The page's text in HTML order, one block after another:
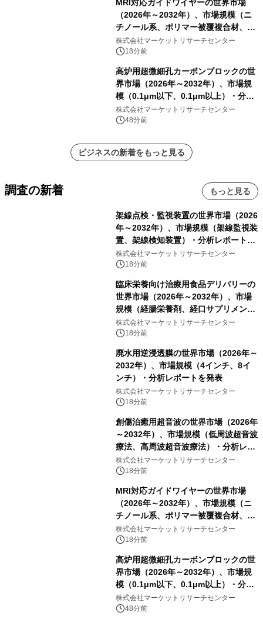
MRI対応ガイドワイヤーの世界市場
（2026年～2032年）、市場規模（ニ
チノール系、ポリマー被覆複合材、そ
の他）・分析レポートを発表
株式会社マーケットリサーチセンター
18分前
高炉用超微細孔カーボンブロックの世
界市場（2026年～2032年）、市場規
模（0.1μm以下、0.1μm以上）・分析
レポートを発表
株式会社マーケットリサーチセンター
48分前
ビジネスの新着をもっと見る
調査の新着 もっと見る
架線点検・監視装置の世界市場（2026
年～2032年）、市場規模（架線監視装
置、架線検知装置）・分析レポートを
発表
株式会社マーケットリサーチセンター
18分前
臨床栄養向け治療用食品デリバリーの
世界市場（2026年～2032年）、市場
規模（経腸栄養剤、経口サプリメン
ト）・分析レポートを発表
株式会社マーケットリサーチセンター
18分前
廃水用逆浸透膜の世界市場（2026年～
2032年）、市場規模（4インチ、8イ
ンチ）・分析レポートを発表
株式会社マーケットリサーチセンター
18分前
創傷治癒用超音波の世界市場（2026年
～2032年）、市場規模（低周波超音波
療法、高周波超音波療法）・分析レポ
ートを発表
株式会社マーケットリサーチセンター
18分前
MRI対応ガイドワイヤーの世界市場
（2026年～2032年）、市場規模（ニ
チノール系、ポリマー被覆複合材、そ
の他）・分析レポートを発表
株式会社マーケットリサーチセンター
18分前
高炉用超微細孔カーボンブロックの世
界市場（2026年～2032年）、市場規
模（0.1μm以下、0.1μm以上）・分析
レポートを発表
株式会社マーケットリサーチセンター
48分前